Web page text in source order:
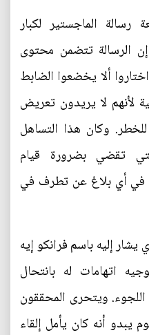
رسالة الماجستير لكبار
الرسالة تتضمن محتوى
ألا يخضعوا الضابط
لأنهم لا يريدون تعريض
وكان هذا التساهل
التي تقضي بضرورة قيام
في أي بلاغ عن تطرف في
إليه باسم فرانكو إيه
اتهامات له بانتحال
ويتحرى المحققون
أنه كان يأمل إلقاء